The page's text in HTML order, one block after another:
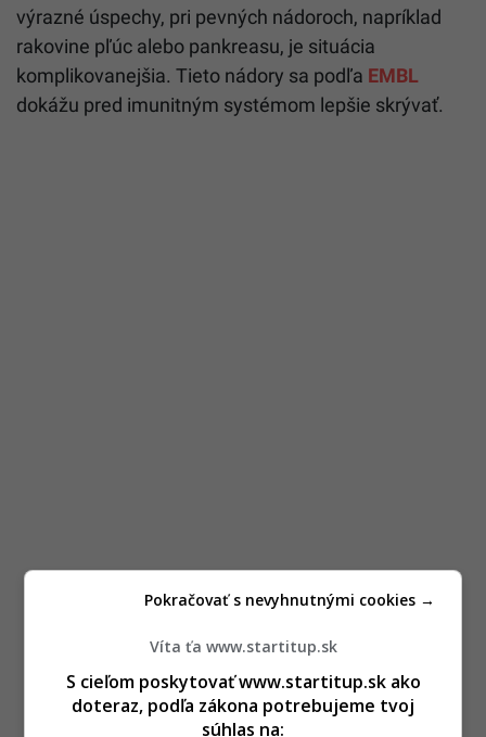
výrazné úspechy, pri pevných nádoroch, napríklad
rakovine pľúc alebo pankreasu, je situácia
komplikovanejšia. Tieto nádory sa podľa EMBL
dokážu pred imunitným systémom lepšie skrývať.
Víta ťa www.startitup.sk
S cieľom poskytovať www.startitup.sk ako
doteraz, podľa zákona potrebujeme tvoj
súhlas na:
Pokračovať s nevyhnutnými cookies →